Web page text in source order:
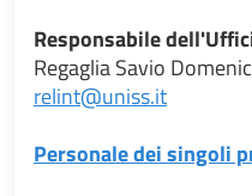
Responsabile
Regaglia Savio
relint@uniss.it
Personale dei singoli